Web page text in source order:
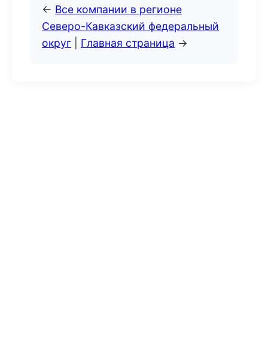
← Все компании в регионе
Северо-Кавказский федеральный
округ
Главная страница →